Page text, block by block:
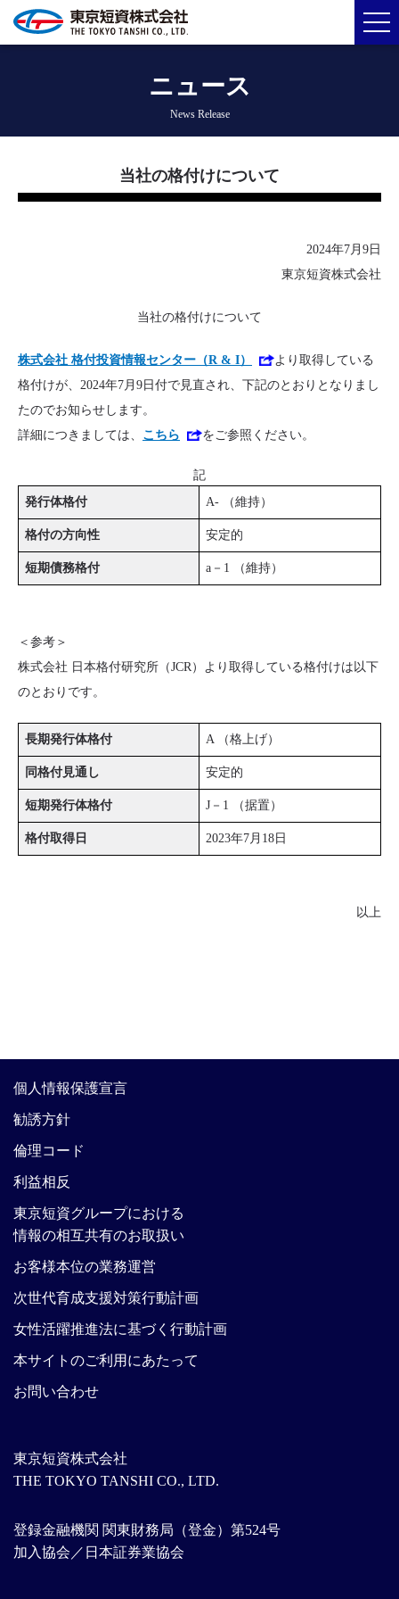
ニュース
News Release
当社の格付けについて
2024年7月9日
東京短資株式会社
当社の格付けについて
株式会社 格付投資情報センター（R & I）
より取得している
格付けが、2024年7月9日付で見直され、下記のとおりとなりまし
たのでお知らせします。
詳細につきましては、 こちら をご参照ください。
記
発行体格付
A- （維持）
格付の方向性 安定的
短期債務格付 a－1 （維持）
＜参考＞
株式会社 日本格付研究所（JCR）より取得している格付けは以下
のとおりです。
長期発行体格付 A （格上げ）
同格付見通し 安定的
短期発行体格付 J－1 （据置）
格付取得日 2023年7月18日
以上
東京短資株式会社
THE TOKYO TANSHI CO., LTD.
登録金融機関 関東財務局（登金）第524号
加入協会／日本証券業協会
個人情報保護宣言
勧誘方針
倫理コード
利益相反
東京短資グループにおける
情報の相互共有のお取扱い
お客様本位の業務運営
次世代育成支援対策行動計画
女性活躍推進法に基づく行動計画
本サイトのご利用にあたって
お問い合わせ